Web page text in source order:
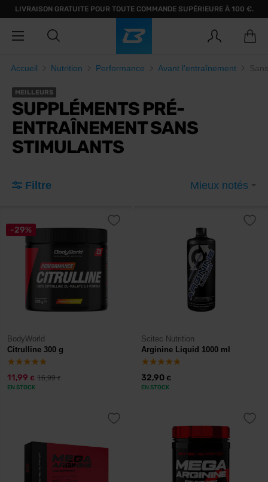
LIVRAISON GRATUITE POUR TOUTE COMMANDE SUPÉRIEURE À 100 €.
Accueil Nutrition Performance Avant l'entraînement
MEILLEURS
SUPPLÉMENTS PRÉ-
ENTRAÎNEMENT SANS
STIMULANTS
Filtre Mieux notés
-29%
BodyWorld
Citrulline 300 g
11,99 € 16,99€
EN STOCK
Scitec Nutrition
Arginine Liquid 1000 ml
32,90 €
EN STOCK